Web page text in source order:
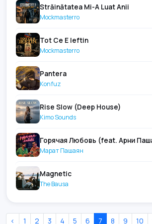
Străinătatea Mi-A Luat Anii
Mockmasterro
Tot Ce E Ieftin
Mockmasterro
Pantera
Konfuz
Rise Slow (Deep House)
Kimo Sounds
Горячая Любовь (feat. Арни
Марат Пашаян
Magnetic
The Bausa
‹ 1 2 3 4 5 6 7 8 9 10